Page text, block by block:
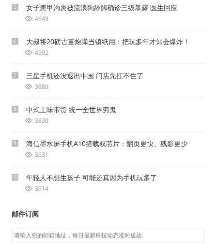
5 女子患甲沟炎被流浪狗舔脚确诊三级暴露 医生回应
4649
6 大叔将20磅古董炮弹当镇纸用：把玩多年才知会爆炸！
4592
7 三星手机还没退出中国 门店先扛不住了
3880
8 中式土味带货 统一全世界穷鬼
3830
9 海信墨水屏手机A10搭载双芯片：翻页更快、残影更少
3631
10 年轻人不想生孩子 可能还真因为手机玩多了
3614
邮件订阅